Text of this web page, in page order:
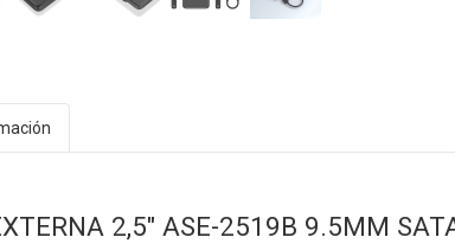
2,5" ASE-2519B 9.5MM